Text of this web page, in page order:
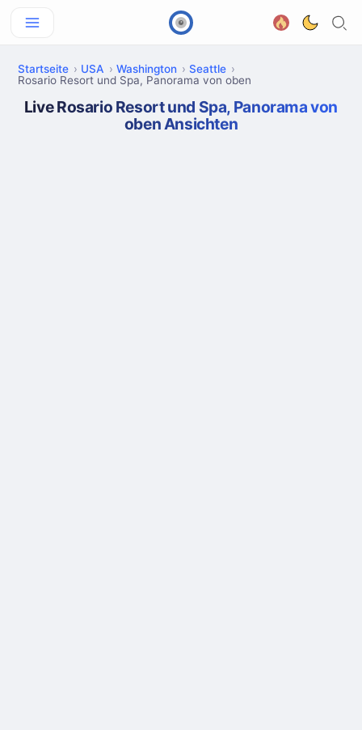
Startseite USA Washington
Seattle
Rosario Resort und Spa, Panorama von oben
Live Rosario Resort und Spa, Panorama von
oben Ansichten